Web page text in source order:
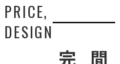
PRICE,
DESIGN